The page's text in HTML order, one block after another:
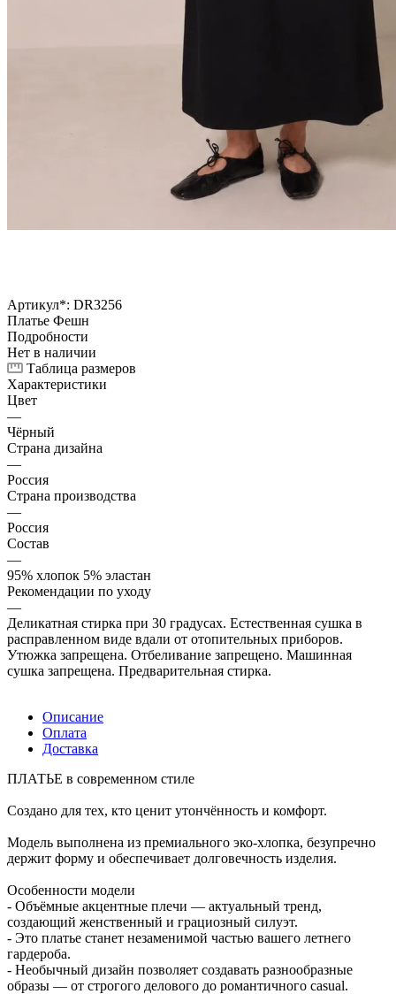
Артикул*: DR3256
Платье Фешн
Подробности
Нет в наличии
Таблица размеров
Характеристики
Цвет
—
Чёрный
Страна дизайна
—
Россия
Страна производства
—
Россия
Состав
—
95% хлопок 5% эластан
Рекомендации по уходу
—
Деликатная стирка при 30 градусах. Естественная сушка в
расправленном виде вдали от отопительных приборов.
Утюжка запрещена. Отбеливание запрещено. Машинная
сушка запрещена. Предварительная стирка.
Описание
Оплата
Доставка
ПЛАТЬЕ в современном стиле
Создано для тех, кто ценит утончённость и комфорт.
Модель выполнена из премиального эко-хлопка, безупречно
держит форму и обеспечивает долговечность изделия.
Особенности модели
- Объёмные акцентные плечи — актуальный тренд,
создающий женственный и грациозный силуэт.
- Это платье станет незаменимой частью вашего летнего
гардероба.
- Необычный дизайн позволяет создавать разнообразные
образы — от строгого делового до романтичного casual.